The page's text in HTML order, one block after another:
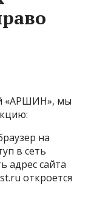
«АРШИН», мы
на
в сеть
адрес сайта
откроется